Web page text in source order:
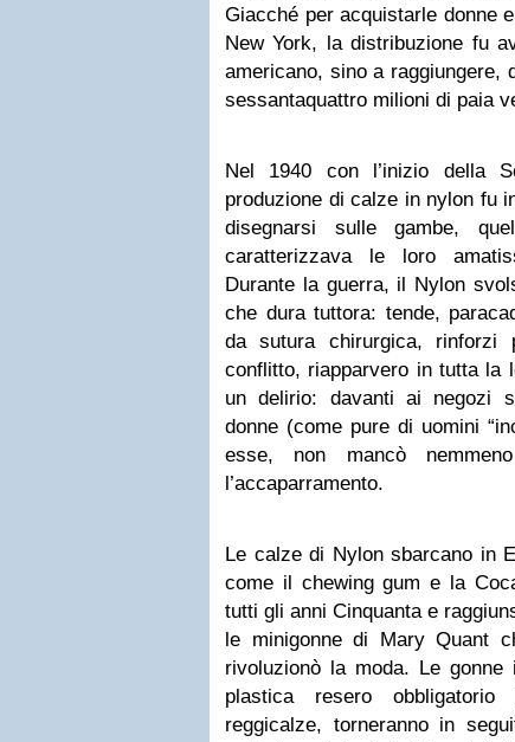
Giacché per acquistarle donne
New York, la distribuzione fu
americano, sino a raggiungere,
sessantaquattro milioni di paia
Nel 1940 con l’inizio della
produzione di calze in nylon fu
disegnarsi sulle gambe,
caratterizzava le loro
Durante la guerra, il Nylon
che dura tuttora: tende,
da sutura chirurgica, rinforzi
conflitto, riapparvero in tutta la
un delirio: davanti ai negozi
donne (come pure di uomini
esse, non mancò
l’accaparramento.
Le calze di Nylon sbarcano in
come il chewing gum e la
tutti gli anni Cinquanta e
le minigonne di Mary Quant
rivoluzionò la moda. Le
plastica resero
reggicalze, torneranno in